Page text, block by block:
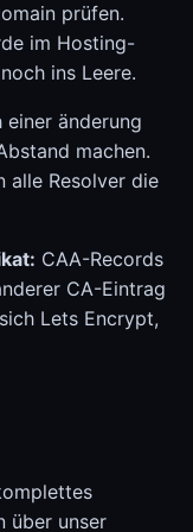
prüfen.
im Hosting-
ins Leere.
einer änderung
machen.
alle Resolver die
CAA-Records
CA-Eintrag
Lets Encrypt,
über unser